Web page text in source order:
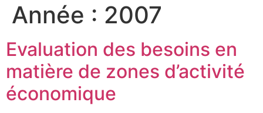
Année : 2007
Evaluation des besoins en
matière de zones d’activité
économique